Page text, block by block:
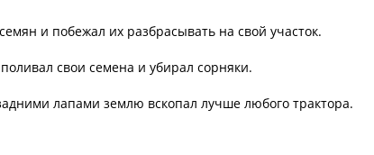
и побежал их разбрасывать на свой участок.
свои семена и убирал сорняки.
лапами землю вскопал лучше любого трактора.